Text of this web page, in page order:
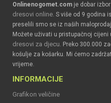
Onlinenogomet.com je dobar
dresovi online. S više od 9 godina
preselili smo se iz naših
Možete uživati u pristupačnoj
dresovi za djecu. Preko 300.000
košulje za košarku. Mi ćemo
vrijeme.
INFORMACIJE
Grafikon veličine